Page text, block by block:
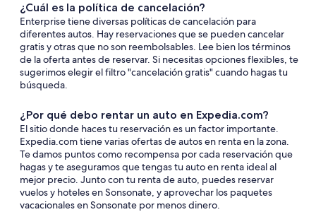
¿Cuál es la política de cancelación?
Enterprise tiene diversas políticas de cancelación para
diferentes autos. Hay reservaciones que se pueden cancelar
gratis y otras que no son reembolsables. Lee bien los términos
de la oferta antes de reservar. Si necesitas opciones flexibles, te
sugerimos elegir el filtro "cancelación gratis" cuando hagas tu
búsqueda.
¿Por qué debo rentar un auto en Expedia.com?
El sitio donde haces tu reservación es un factor importante.
Expedia.com tiene varias ofertas de autos en renta en la zona.
Te damos puntos como recompensa por cada reservación que
hagas y te aseguramos que tengas tu auto en renta ideal al
mejor precio. Junto con tu renta de auto, puedes reservar
vuelos y hoteles en Sonsonate, y aprovechar los paquetes
vacacionales en Sonsonate por menos dinero.